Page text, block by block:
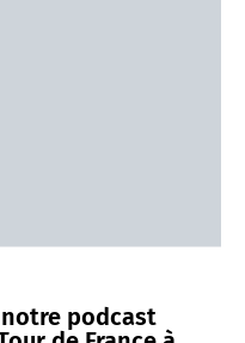
notre podcast